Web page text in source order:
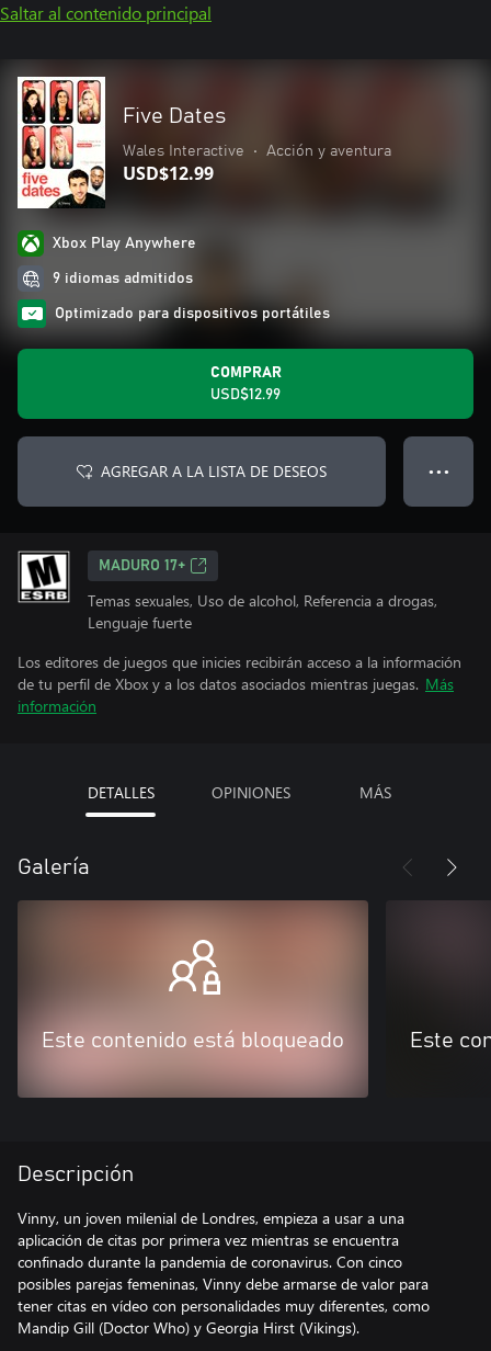
Saltar al contenido principal
Five Dates
Wales Interactive • Acción y aventura
USD$12.99
Xbox Play Anywhere
9 idiomas admitidos
Optimizado para dispositivos portátiles
COMPRAR
USD$12.99
AGREGAR A LA LISTA DE DESEOS ● ● ●
MADURO 17+
Temas sexuales, Uso de alcohol, Referencia a drogas,
Lenguaje fuerte
Los editores de juegos que inicies recibirán acceso a la información
de tu perfil de Xbox y a los datos asociados mientras juegas. Más
información
DETALLES OPINIONES MÁS
Galería
Este contenido está bloqueado Este
Descripción
Vinny, un joven milenial de Londres, empieza a usar a una
aplicación de citas por primera vez mientras se encuentra
confinado durante la pandemia de coronavirus. Con cinco
posibles parejas femeninas, Vinny debe armarse de valor para
tener citas en vídeo con personalidades muy diferentes, como
Mandip Gill (Doctor Who) y Georgia Hirst (Vikings).